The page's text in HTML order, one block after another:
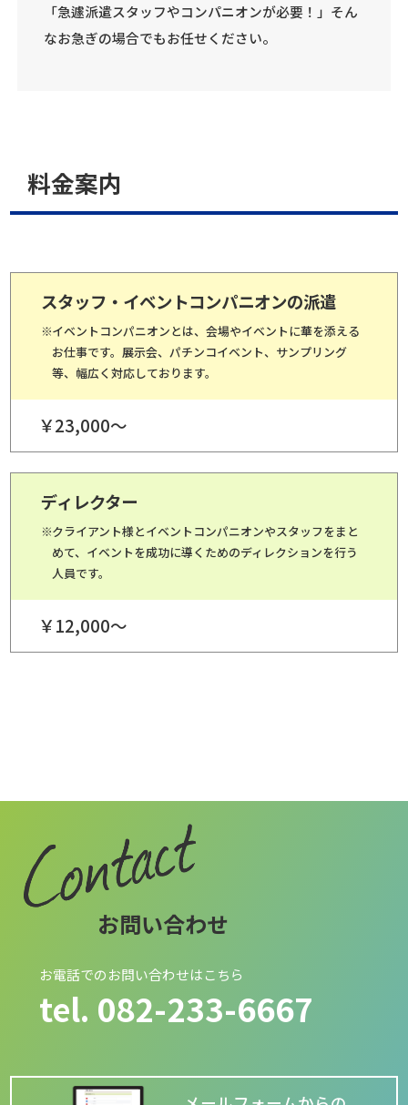
「急遽派遣スタッフやコンパニオンが必要！」そん
なお急ぎの場合でもお任せください。
料金案内
スタッフ・イベントコンパニオンの派遣
イベントコンパニオンとは、会場やイベントに華を添える
お仕事です。展示会、パチンコイベント、サンプリング
等、幅広く対応しております。
￥23,000～
ディレクター
クライアント様とイベントコンパニオンやスタッフをまと
めて、イベントを成功に導くためのディレクションを行う
人員です。
￥12,000～
お問い合わせ
お電話でのお問い合わせはこちら
tel. 082-233-6667